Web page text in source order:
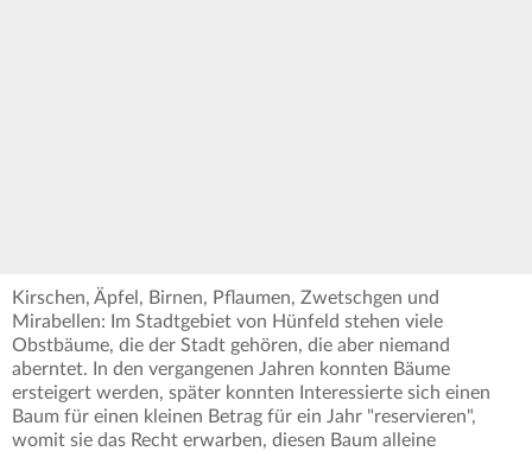
Kirschen, Äpfel, Birnen, Pflaumen, Zwetschgen und
Mirabellen: Im Stadtgebiet von Hünfeld stehen viele
Obstbäume, die der Stadt gehören, die aber niemand
aberntet. In den vergangenen Jahren konnten Bäume
ersteigert werden, später konnten Interessierte sich einen
Baum für einen kleinen Betrag für ein Jahr "reservieren",
womit sie das Recht erwarben, diesen Baum alleine